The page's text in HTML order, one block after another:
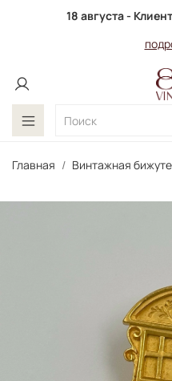
18 августа -
Главная Винтажная